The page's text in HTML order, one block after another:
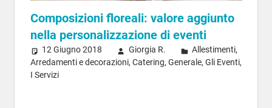
Composizioni floreali: valore aggiunto
nella personalizzazione di eventi
12 Giugno 2018 Giorgia R. Allestimenti,
Arredamenti e decorazioni, Catering, Generale, Gli Eventi,
I Servizi